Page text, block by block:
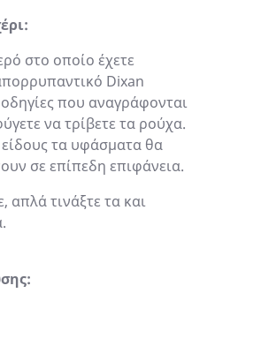
στο οποίο έχετε
Dixan
που αναγράφονται
να τρίβετε τα ρούχα.
τα υφάσματα θα
σε επίπεδη επιφάνεια.
απλά τινάξτε τα και